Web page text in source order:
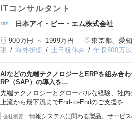
ITコンサルタント
日本アイ・ビー・エム株式会社
900万円 ～ 1999万円 東京都、愛
張
海外折衝 土日祝休み 年収600万
AIなどの先端テクノロジーとERPを組み合
RP（SAP）の導入を…
先端テクノロジーとグローバルな経験、社
上流から最下流までEnd-to-Endのご支援を…
会社概要 情報システムに関わる製品、サービ